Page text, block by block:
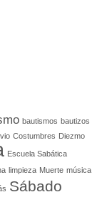
bautismos bautizos
Costumbres Diezmo
Escuela Sabática
limpieza Muerte música
Sábado